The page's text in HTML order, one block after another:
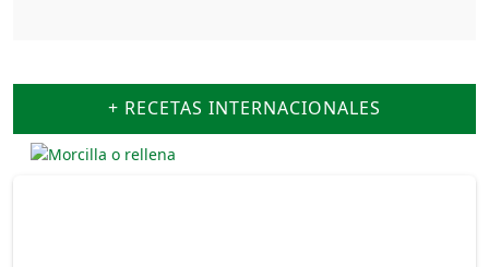
+ RECETAS INTERNACIONALES